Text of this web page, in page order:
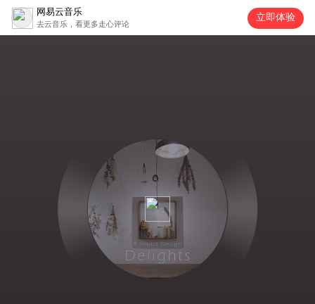
网易云音乐
去云音乐，看更多走心评论
立即体验